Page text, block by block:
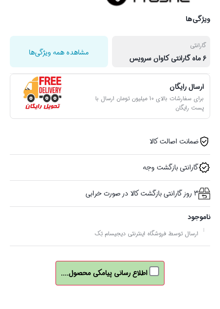
ویژگی‌ها
گارانتی
6 ماه گارانتی کاوان سرویس
مشاهده همه ویژگی‌ها
ارسال رایگان
برای سفارشات بالای 10 میلیون تومان ارسال با
پست رایگان
ضمانت اصالت کالا
گارانتی بازگشت وجه
3 روز گارانتی بازگشت کالا در صورت خرابی
ناموجود
ارسال توسط فروشگاه اینترنتی دیجیسام تِک
اطلاع رسانی پیامکی محصول....